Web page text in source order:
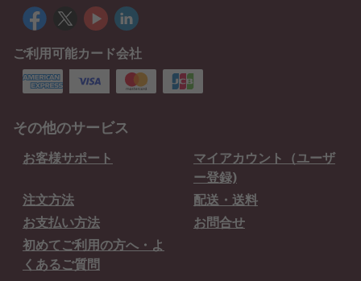
ご利用可能カード会社
その他のサービス
お客様サポート
マイアカウント（ユーザ
ー登録)
注文方法
配送・送料
お支払い方法
お問合せ
初めてご利用の方へ・よ
くあるご質問